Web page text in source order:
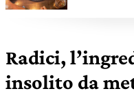
Radici,
insolito da